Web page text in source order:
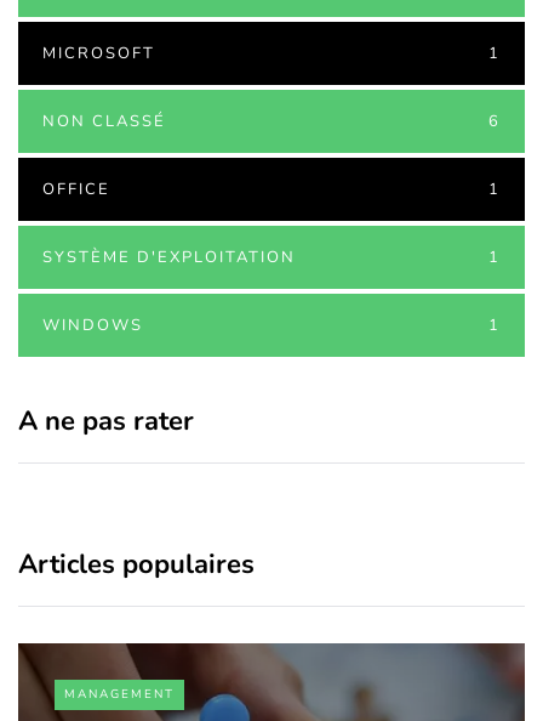
MICROSOFT 1
NON CLASSÉ 6
OFFICE 1
SYSTÈME D'EXPLOITATION 1
WINDOWS 1
A ne pas rater
Articles populaires
MANAGEMENT